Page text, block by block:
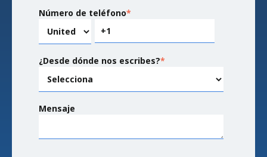
Número de teléfono*
¿Desde dónde nos escribes?*
Mensaje